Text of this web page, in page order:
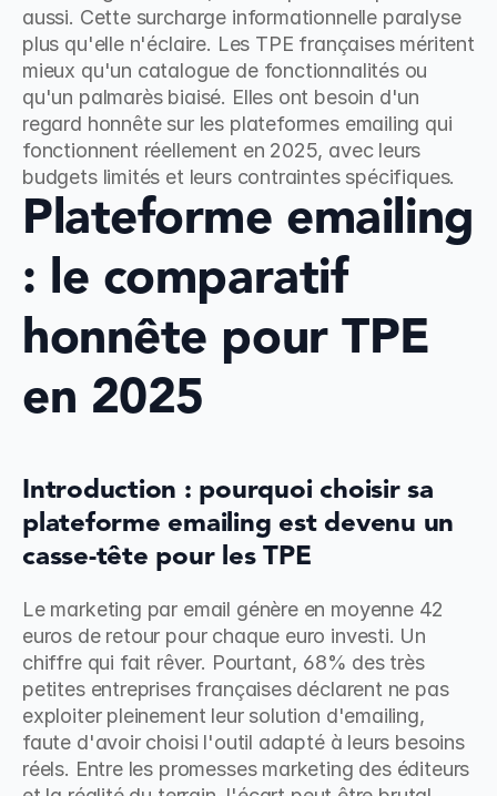
aussi. Cette surcharge informationnelle paralyse
plus qu'elle n'éclaire. Les TPE françaises méritent
mieux qu'un catalogue de fonctionnalités ou
qu'un palmarès biaisé. Elles ont besoin d'un
regard honnête sur les plateformes emailing qui
fonctionnent réellement en 2025, avec leurs
budgets limités et leurs contraintes spécifiques.
Plateforme emailing
: le comparatif
honnête pour TPE
en 2025
Introduction : pourquoi choisir sa
plateforme emailing est devenu un
casse-tête pour les TPE
Le marketing par email génère en moyenne 42
euros de retour pour chaque euro investi. Un
chiffre qui fait rêver. Pourtant, 68% des très
petites entreprises françaises déclarent ne pas
exploiter pleinement leur solution d'emailing,
faute d'avoir choisi l'outil adapté à leurs besoins
réels. Entre les promesses marketing des éditeurs